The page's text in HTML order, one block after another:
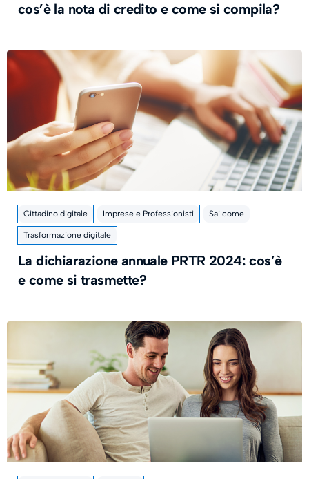
cos’è la nota di credito e come si compila?
Cittadino digitale Imprese e Professionisti Sai come
Trasformazione digitale
La dichiarazione annuale PRTR 2024: cos’è
e come si trasmette?